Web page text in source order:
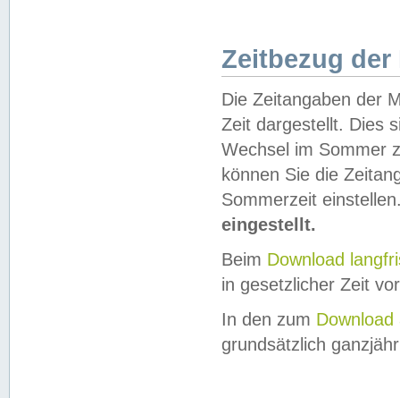
Zeitbezug der
Die Zeitangaben der
Zeit dargestellt. Dies
Wechsel im Sommer
können Sie die
Sommerzeit
eingestellt.
Beim Download
in gesetzlicher Zeit
In den zum Download
grundsätzlich